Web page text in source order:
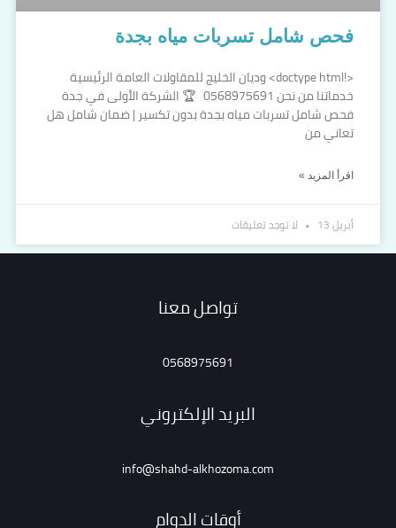
فحص شامل تسربات مياه بجدة
<!doctype html> وديان الخليج للمقاولات العامة الرئيسية
خدماتنا من نحن 0568975691 🏆 الشركة الأولى في جدة
فحص شامل تسربات مياه بجدة بدون تكسير | ضمان شامل هل
تعاني من
اقرأ المزيد »
أبريل 13 لا توجد تعليقات
تواصل معنا
0568975691
البريد الإلكتروني
info@shahd-alkhozoma.com
أوقات الدوام